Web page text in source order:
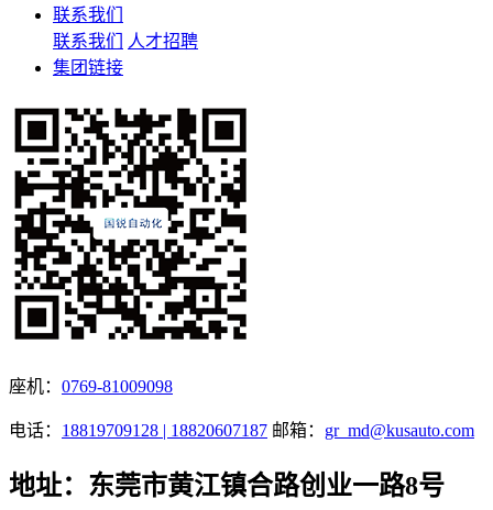
联系我们
联系我们
人才招聘
集团链接
座机： 0769-81009098
电话： 18819709128 | 18820607187 邮箱： gr_md@kusauto.com
地址：东莞市黄江镇合路创业一路8号